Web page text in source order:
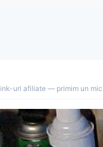
uri afiliate — primim un